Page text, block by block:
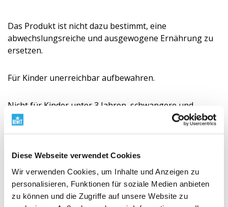
Diese Webseite verwendet Cookies
Wir verwenden Cookies, um Inhalte und Anzeigen zu
personalisieren, Funktionen für soziale Medien anbieten
zu können und die Zugriffe auf unsere Website zu
Das Produkt ist nicht dazu bestimmt, eine
abwechslungsreiche und ausgewogene Ernährung zu
ersetzen.
Für Kinder unerreichbar aufbewahren.
Nicht für Kinder unter 3 Jahren, schwangere und
stillende Frauen geeignet.
Sonneneinstrahlung schützen.
Konsultieren Sie vor der Anwendung immer einen
zertifizierten TCM-Therapeuten.